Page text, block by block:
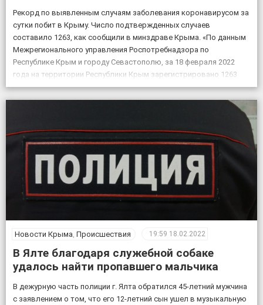
Рекорд по выявленным случаям заболевания коронавирусом за
сутки побит в Крыму. Число подтвержденных случаев
составило 1263, как сообщили в минздраве Крыма. «По данным
Межрегионального управления Роспотребнадзора по
Республике Крым и городу Севастополю, за 18 февраля 2022
года на территории Республики Крым зарегистрировано 1263
случая новой коронавирусной инфекции, всего выявлено 151605
положительных на COVID-19», – по […]
Новости Крыма Происшествия 19:59 18.02.2022
В Ялте благодаря служебной собаке
удалось найти пропавшего мальчика
В дежурную часть полиции г. Ялта обратился 45-летний мужчина
с заявлением о том, что его 12-летний сын ушел в музыкальную